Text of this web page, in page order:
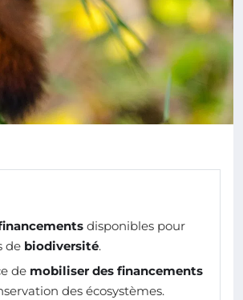
disponibles pour
de biodiversité.
de mobiliser des financements
des écosystèmes.